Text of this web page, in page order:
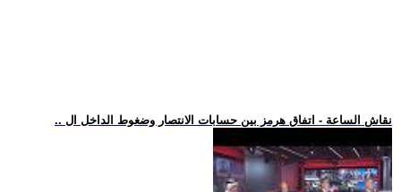
.. نقاش الساعة - اتفاق هرمز بين حسابات الانتصار وضغوط الداخل ال